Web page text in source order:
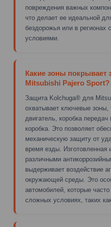
повреждения важных
что делает ее идеальной
бездорожья или в регионах
условиями.
Какие зоны покрывает
Mitsubishi Pajero Sport?
Защита Kolchuga® для
охватывает ключевые зоны,
двигатель, коробка
коробка. Это позволяет
механическую защиту от
время езды.
различными
выдерживает воздействие
окружающей среды. Это
автомобилей, которые
сложных условиях, таких